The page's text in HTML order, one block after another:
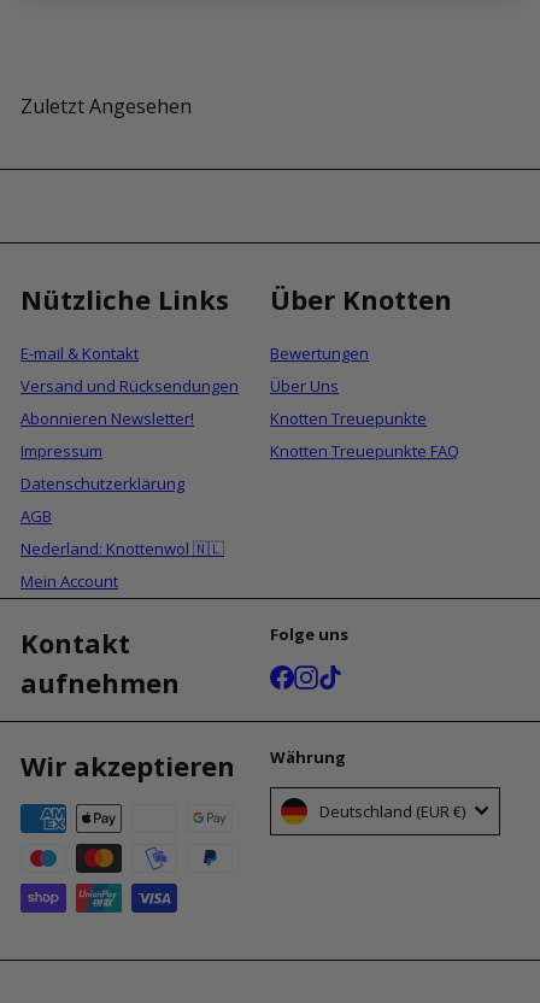
Zuletzt Angesehen
Nützliche Links
E-mail & Kontakt
Versand und Rücksendungen
Abonnieren Newsletter!
Impressum
Datenschutzerklärung
AGB
Nederland: Knottenwol 🇳🇱
Mein Account
Über Knotten
Bewertungen
Über Uns
Knotten Treuepunkte
Knotten Treuepunkte FAQ
Kontakt
aufnehmen
Folge uns
Facebook
Instagram
Wir akzeptieren Währung
Deutschland (EUR €)